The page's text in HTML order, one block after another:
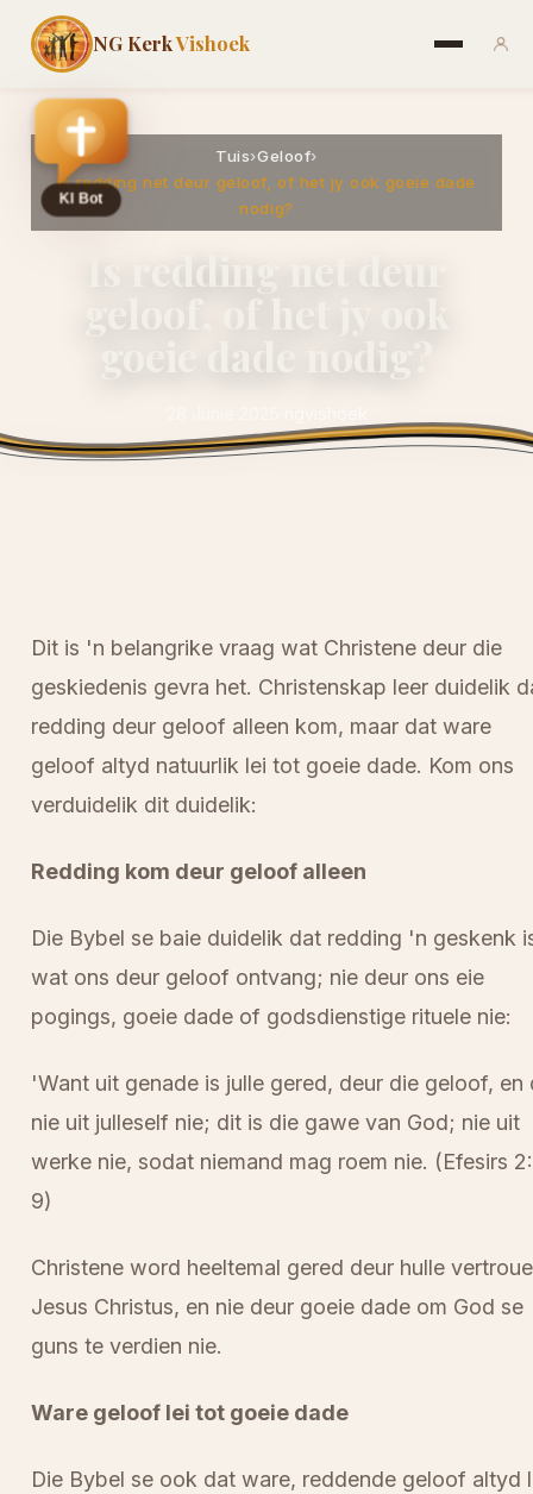
NG KerkVishoek
Tuis›Geloof›
Is redding net deur geloof, of het jy ook goeie dade
nodig?
Is redding net deur
Dit is 'n belangrike vraag wat Christene deur die
geskiedenis gevra het. Christenskap leer duidelik
redding deur geloof alleen kom, maar dat ware
geloof altyd natuurlik lei tot goeie dade. Kom ons
verduidelik dit duidelik:
Redding kom deur geloof alleen
Die Bybel se baie duidelik dat redding 'n geskenk
wat ons deur geloof ontvang; nie deur ons eie
pogings, goeie dade of godsdienstige rituele nie:
'Want uit genade is julle gered, deur die geloof, en
nie uit julleself nie; dit is die gawe van God; nie uit
werke nie, sodat niemand mag roem nie. (Efesirs
9)
Christene word heeltemal gered deur hulle
Jesus Christus, en nie deur goeie dade om God se
guns te verdien nie.
Ware geloof lei tot goeie dade
Die Bybel se ook dat ware, reddende geloof altyd